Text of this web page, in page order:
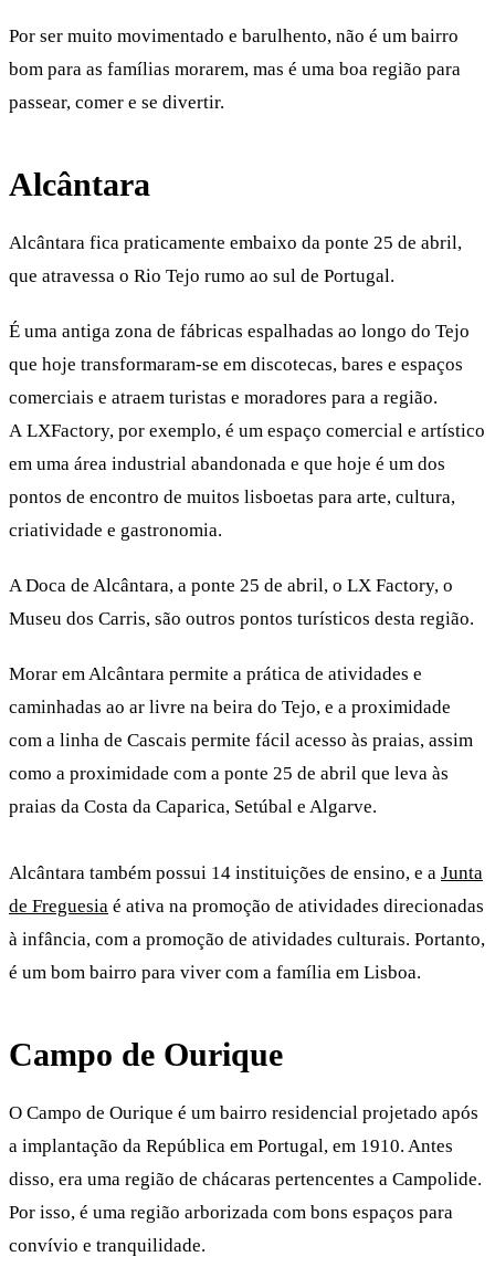
Por ser muito movimentado e barulhento, não é um bairro
bom para as famílias morarem, mas é uma boa região para
passear, comer e se divertir.
Alcântara
Alcântara fica praticamente embaixo da ponte 25 de abril,
que atravessa o Rio Tejo rumo ao sul de Portugal.
É uma antiga zona de fábricas espalhadas ao longo do Tejo
que hoje transformaram-se em discotecas, bares e espaços
comerciais e atraem turistas e moradores para a região.
A LXFactory, por exemplo, é um espaço comercial e artístico
em uma área industrial abandonada e que hoje é um dos
pontos de encontro de muitos lisboetas para arte, cultura,
criatividade e gastronomia.
A Doca de Alcântara, a ponte 25 de abril, o LX Factory, o
Museu dos Carris, são outros pontos turísticos desta região.
Morar em Alcântara permite a prática de atividades e
caminhadas ao ar livre na beira do Tejo, e a proximidade
com a linha de Cascais permite fácil acesso às praias, assim
como a proximidade com a ponte 25 de abril que leva às
praias da Costa da Caparica, Setúbal e Algarve.
Alcântara também possui 14 instituições de ensino, e a Junta
de Freguesia é ativa na promoção de atividades direcionadas
à infância, com a promoção de atividades culturais. Portanto,
é um bom bairro para viver com a família em Lisboa.
Campo de Ourique
O Campo de Ourique é um bairro residencial projetado após
a implantação da República em Portugal, em 1910. Antes
disso, era uma região de chácaras pertencentes a Campolide.
Por isso, é uma região arborizada com bons espaços para
convívio e tranquilidade.